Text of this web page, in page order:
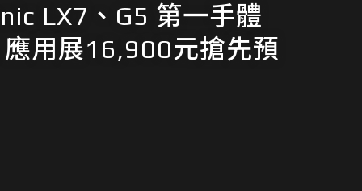
LX7、G5 第一手體
用展16,900元搶先預